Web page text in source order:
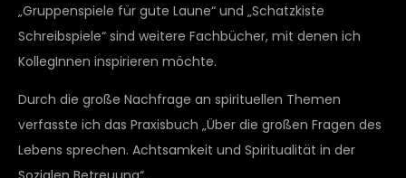
„Gruppenspiele für gute Laune“ und „Schatzkiste
Schreibspiele“ sind weitere Fachbücher, mit denen ich
KollegInnen inspirieren möchte.
Durch die große Nachfrage an spirituellen Themen
verfasste ich das Praxisbuch „Über die großen Fragen des
Lebens sprechen. Achtsamkeit und Spiritualität in der